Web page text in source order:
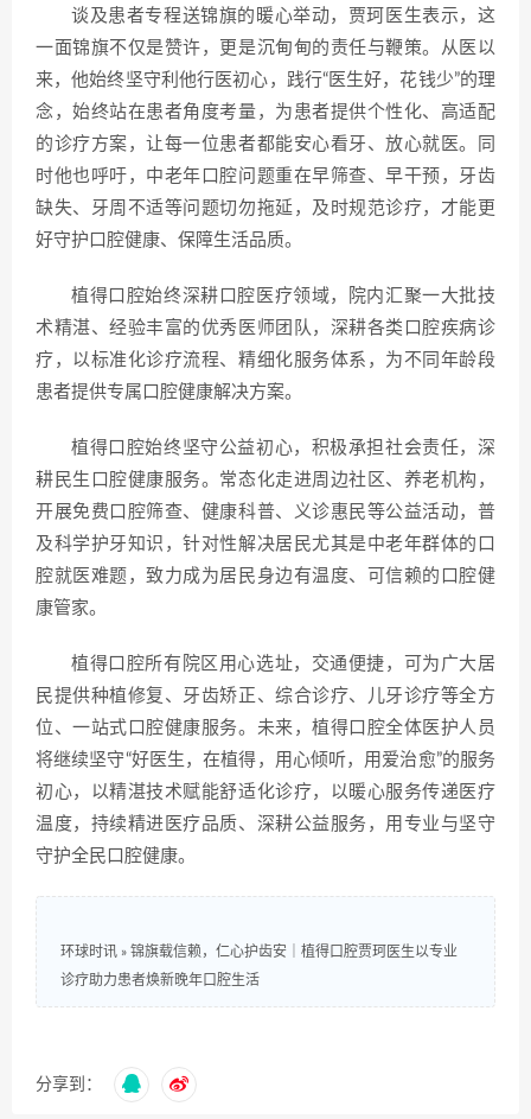
谈及患者专程送锦旗的暖心举动，贾珂医生表示，这
一面锦旗不仅是赞许，更是沉甸甸的责任与鞭策。从医以
来，他始终坚守利他行医初心，践行“医生好，花钱少”的理
念，始终站在患者角度考量，为患者提供个性化、高适配
的诊疗方案，让每一位患者都能安心看牙、放心就医。同
时他也呼吁，中老年口腔问题重在早筛查、早干预，牙齿
缺失、牙周不适等问题切勿拖延，及时规范诊疗，才能更
好守护口腔健康、保障生活品质。
植得口腔始终深耕口腔医疗领域，院内汇聚一大批技
术精湛、经验丰富的优秀医师团队，深耕各类口腔疾病诊
疗，以标准化诊疗流程、精细化服务体系，为不同年龄段
患者提供专属口腔健康解决方案。
植得口腔始终坚守公益初心，积极承担社会责任，深
耕民生口腔健康服务。常态化走进周边社区、养老机构，
开展免费口腔筛查、健康科普、义诊惠民等公益活动，普
及科学护牙知识，针对性解决居民尤其是中老年群体的口
腔就医难题，致力成为居民身边有温度、可信赖的口腔健
康管家。
植得口腔所有院区用心选址，交通便捷，可为广大居
民提供种植修复、牙齿矫正、综合诊疗、儿牙诊疗等全方
位、一站式口腔健康服务。未来，植得口腔全体医护人员
将继续坚守“好医生，在植得，用心倾听，用爱治愈”的服务
初心，以精湛技术赋能舒适化诊疗，以暖心服务传递医疗
温度，持续精进医疗品质、深耕公益服务，用专业与坚守
守护全民口腔健康。
环球时讯 » 锦旗载信赖，仁心护齿安｜植得口腔贾珂医生以专业
诊疗助力患者焕新晚年口腔生活
分享到：